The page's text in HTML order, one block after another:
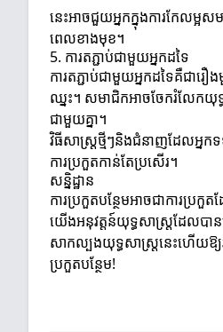
នេះអាចជួយអ្នកក្នុងការកែលម្អសម
ពេលខាងមុខ។
5. ការតភ្ជាប់ជាមួយអ្នកដទៃ
ការតភ្ជាប់ជាមួយអ្នកដទៃគឺជារ
ឈ្នះ។ សមាជិកអាចចែករំលែកយុ
ជាមួយគ្នា។
វិធីសាស្ត្រថ្មីៗនិងជំនាញដែលអ្នក
ការប្រកួតកាន់តែប្រសើរ។
សន្និដ្ឋាន
ការប្រកួតបន្ថែមអាចជាការប្រ
យើងអនុវត្តន៍យុទ្ធសាស្ត្រដែលប
សាកល្បងយុទ្ធសាស្ត្រនេះហើយឱ្យ
ប្រកួតបន្ថែម!